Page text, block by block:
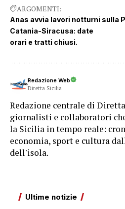
ARGOMENTI:
Anas avvia lavori notturni sulla
Catania-Siracusa: date
orari e tratti chiusi.
Redazione Web
Diretta Sicilia
Redazione centrale di
giornalisti e collaboratori
la Sicilia in tempo reale:
economia, sport e cultura
dell'isola.
Ultime notizie